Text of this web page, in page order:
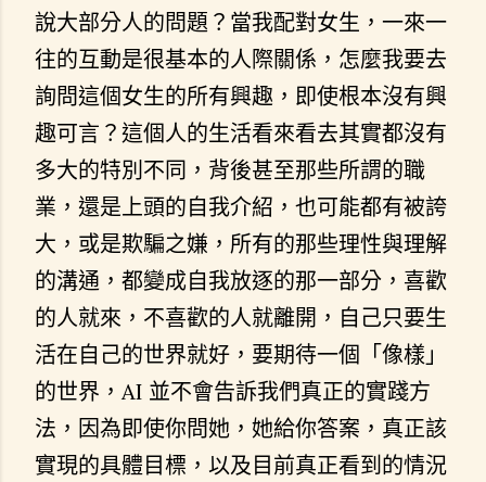
說大部分人的問題？當我配對女生，一來一
往的互動是很基本的人際關係，怎麼我要去
詢問這個女生的所有興趣，即使根本沒有興
趣可言？這個人的生活看來看去其實都沒有
多大的特別不同，背後甚至那些所謂的職
業，還是上頭的自我介紹，也可能都有被誇
大，或是欺騙之嫌，所有的那些理性與理解
的溝通，都變成自我放逐的那一部分，喜歡
的人就來，不喜歡的人就離開，自己只要生
活在自己的世界就好，要期待一個「像樣」
的世界，AI 並不會告訴我們真正的實踐方
法，因為即使你問她，她給你答案，真正該
實現的具體目標，以及目前真正看到的情況